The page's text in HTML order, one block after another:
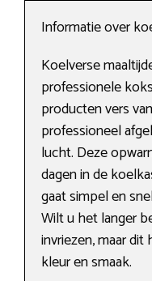
Informatie over
Koelverse
professionele
producten vers
professioneel
lucht. Deze
dagen in de
gaat simpel en
Wilt u het langer
invriezen, maar
kleur en smaak.